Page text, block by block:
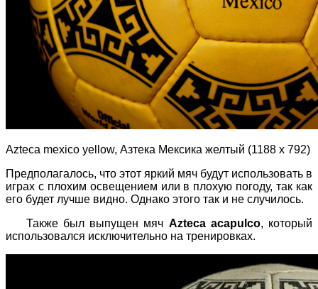
Azteca mexico yellow, Азтека Мексика желтый (1188 х 792)
Предполагалось, что этот яркий мяч будут использовать в
играх с плохим освещением или в плохую погоду, так как
его будет лучше видно. Однако этого так и не случилось.
Также был выпущен мяч Аzteca acapulco, который
использовался исключительно на тренировках.